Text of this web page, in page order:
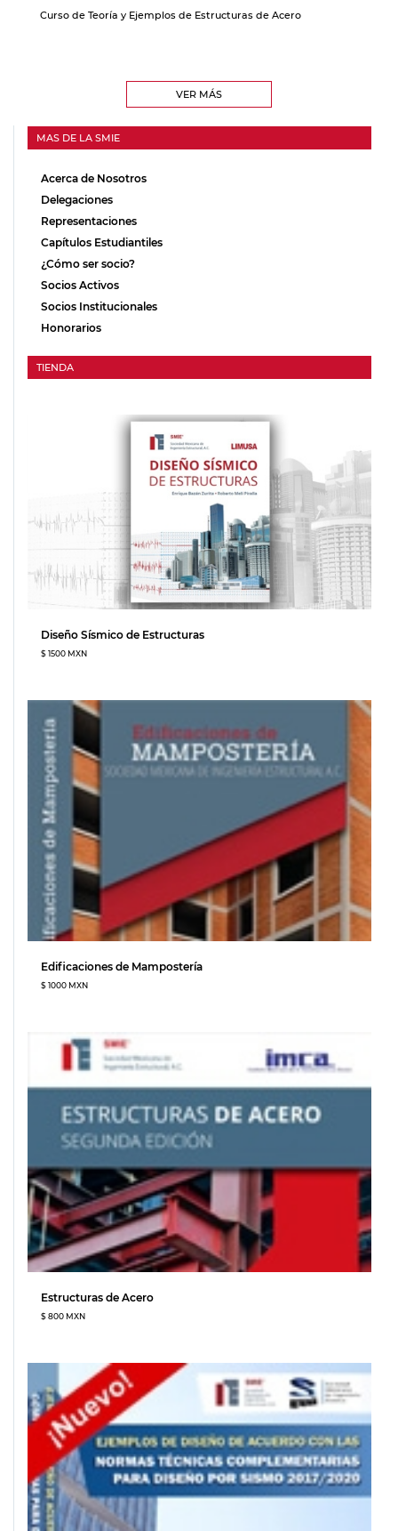
Curso de Teoría y Ejemplos de Estructuras de Acero
VER MÁS
MAS DE LA SMIE
Acerca de Nosotros
Delegaciones
Representaciones
Capítulos Estudiantiles
¿Cómo ser socio?
Socios Activos
Socios Institucionales
Honorarios
TIENDA
Diseño Sísmico de Estructuras
$ 1500 MXN
Edificaciones de Mampostería
$ 1000 MXN
Estructuras de Acero
$ 800 MXN